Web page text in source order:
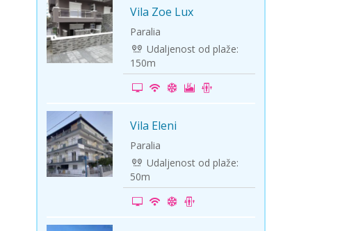
-5% Vila Zoe Lux
Paralia
Udaljenost od plaže:
150m
-5% Vila Eleni
Paralia
Udaljenost od plaže:
50m